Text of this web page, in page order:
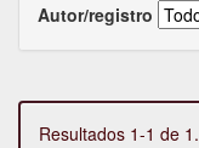
Autor/registro
Resultados 1-1 de 1.